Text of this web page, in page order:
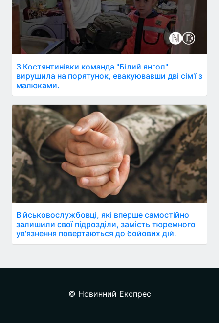
З Костянтинівки команда "Білий янгол"
вирушила на порятунок, евакуювавши дві сім'ї з
малюками.
Військовослужбовці, які вперше самостійно
залишили свої підрозділи, замість тюремного
ув'язнення повертаються до бойових дій.
© Новинний Експрес